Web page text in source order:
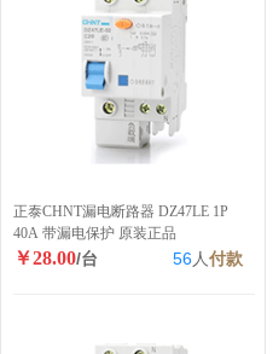
正泰CHNT漏电断路器 DZ47LE 1P
40A 带漏电保护 原装正品
￥28.00/台 56人付款